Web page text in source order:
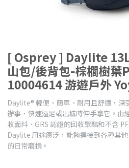
[ Osprey ] Daylite
山包/後背包-棕櫚樹
10004614 游遊戶外
Daylite® 輕便、簡單、耐用且舒適，深
辦事、快速遠足或出城時伸手拿它。由
收面料、GRS 認證的回收聚酯和不含
Daylite 用途廣泛，能夠連接到各種其
的日常磨損。